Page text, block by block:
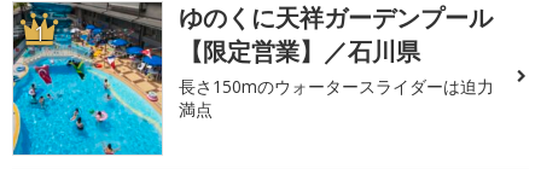
1
ゆのくに天祥ガーデンプール
【限定営業】／石川県
長さ150mのウォータースライダーは迫力
満点